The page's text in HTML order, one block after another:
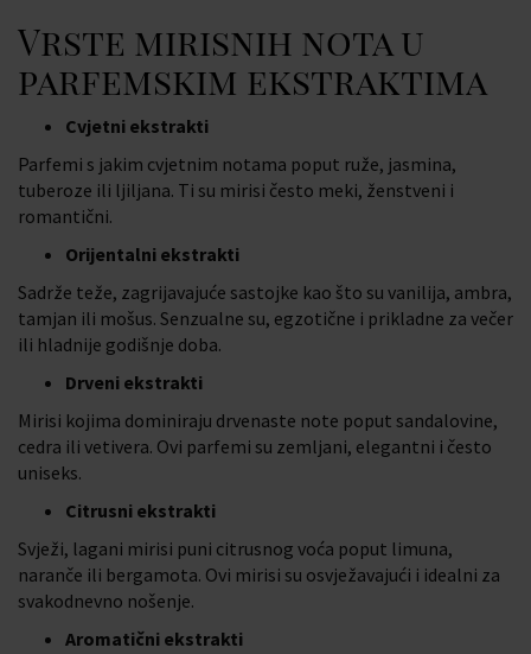
Vrste mirisnih nota u
parfemskim ekstraktima
Cvjetni ekstrakti
Parfemi s jakim cvjetnim notama poput ruže, jasmina,
tuberoze ili ljiljana. Ti su mirisi često meki, ženstveni i
romantični.
Orijentalni ekstrakti
Sadrže teže, zagrijavajuće sastojke kao što su vanilija, ambra,
tamjan ili mošus. Senzualne su, egzotične i prikladne za večer
ili hladnije godišnje doba.
Drveni ekstrakti
Mirisi kojima dominiraju drvenaste note poput sandalovine,
cedra ili vetivera. Ovi parfemi su zemljani, elegantni i često
uniseks.
Citrusni ekstrakti
Svježi, lagani mirisi puni citrusnog voća poput limuna,
naranče ili bergamota. Ovi mirisi su osvježavajući i idealni za
svakodnevno nošenje.
Aromatični ekstrakti